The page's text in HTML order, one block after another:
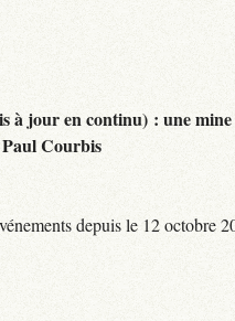
à jour en continu) : une
Paul Courbis
depuis le 12 octobre